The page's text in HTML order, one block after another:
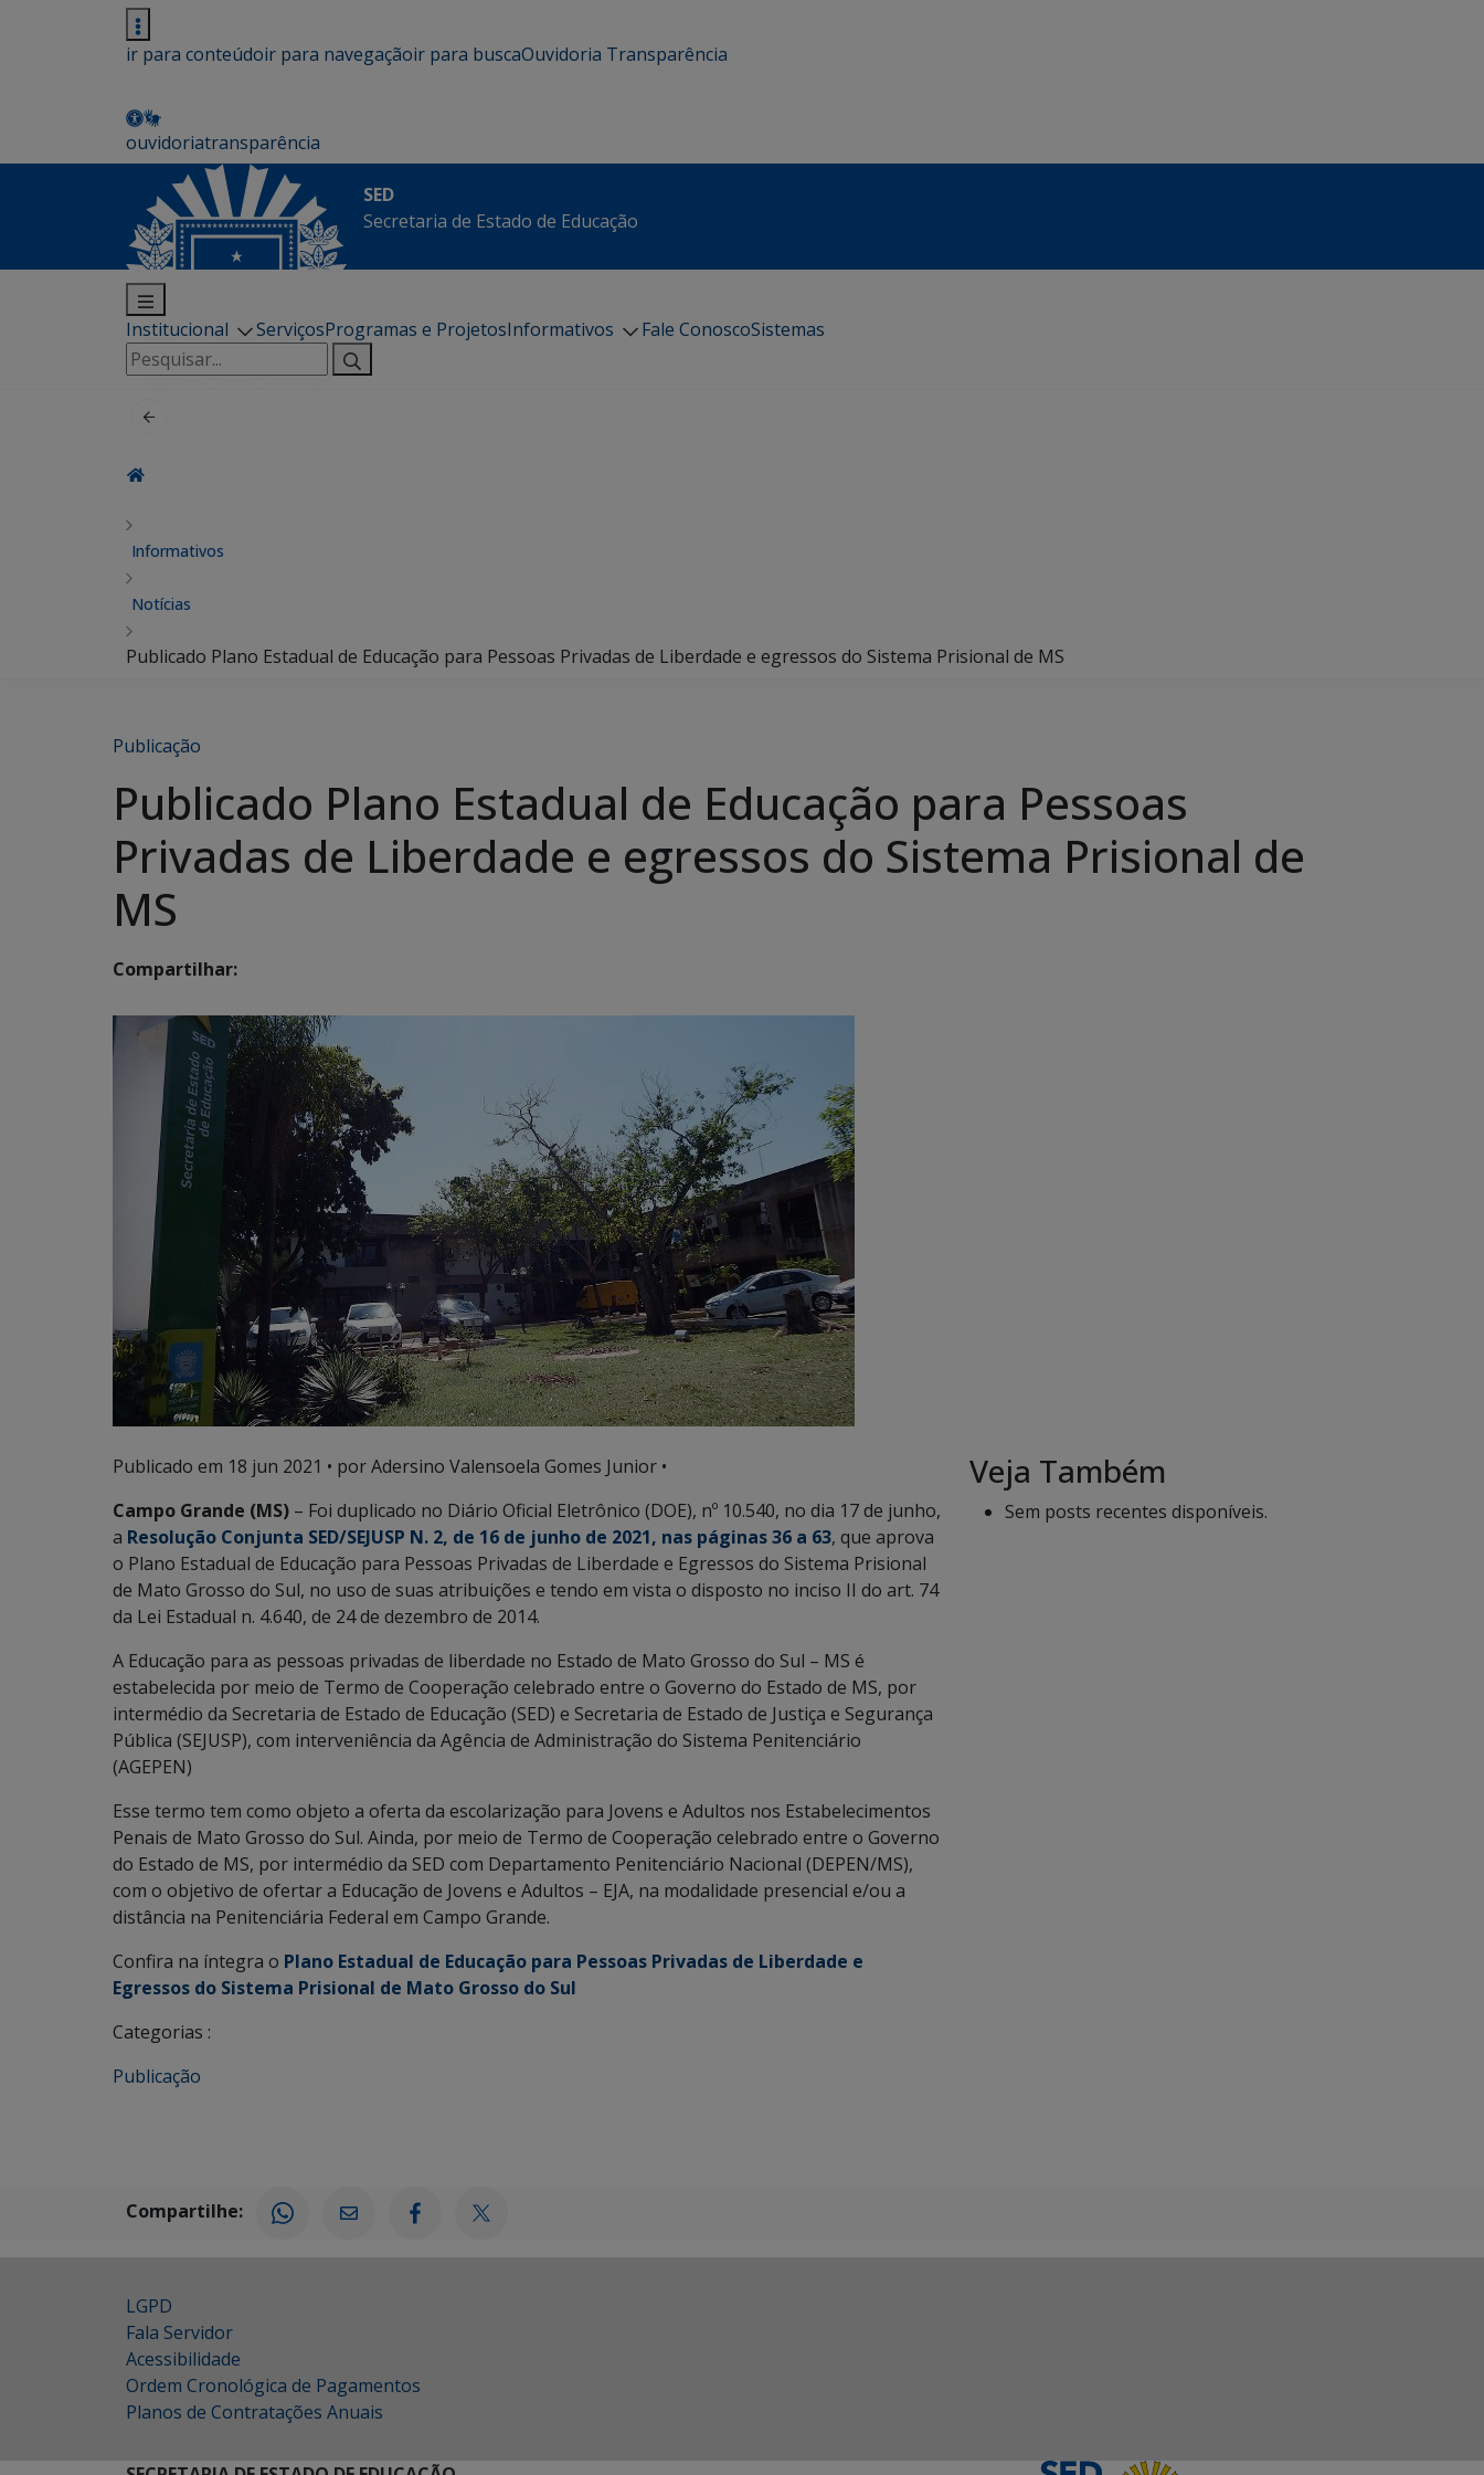
ir para conteúdoir para navegaçãoir para buscaOuvidoria Transparência
ouvidoriatransparência
SED
Secretaria de Estado de Educação
Institucional ServiçosProgramas e ProjetosInformativos Fale ConoscoSistemas
Pesquisar
por:
Informativos
Notícias
Publicado Plano Estadual de Educação para Pessoas Privadas de Liberdade e egressos do Sistema Prisional de MS
Publicação
Publicado Plano Estadual de Educação para Pessoas
Privadas de Liberdade e egressos do Sistema Prisional de
MS
Compartilhar:
Publicado em 18 jun 2021 • por Adersino Valensoela Gomes Junior •
Campo Grande (MS) – Foi duplicado no Diário Oficial Eletrônico (DOE), nº 10.540, no dia 17 de junho,
a Resolução Conjunta SED/SEJUSP N. 2, de 16 de junho de 2021, nas páginas 36 a 63, que aprova
o Plano Estadual de Educação para Pessoas Privadas de Liberdade e Egressos do Sistema Prisional
de Mato Grosso do Sul, no uso de suas atribuições e tendo em vista o disposto no inciso II do art. 74
da Lei Estadual n. 4.640, de 24 de dezembro de 2014.
A Educação para as pessoas privadas de liberdade no Estado de Mato Grosso do Sul – MS é
estabelecida por meio de Termo de Cooperação celebrado entre o Governo do Estado de MS, por
intermédio da Secretaria de Estado de Educação (SED) e Secretaria de Estado de Justiça e Segurança
Pública (SEJUSP), com interveniência da Agência de Administração do Sistema Penitenciário
(AGEPEN)
Esse termo tem como objeto a oferta da escolarização para Jovens e Adultos nos Estabelecimentos
Penais de Mato Grosso do Sul. Ainda, por meio de Termo de Cooperação celebrado entre o Governo
do Estado de MS, por intermédio da SED com Departamento Penitenciário Nacional (DEPEN/MS),
com o objetivo de ofertar a Educação de Jovens e Adultos – EJA, na modalidade presencial e/ou a
distância na Penitenciária Federal em Campo Grande.
Confira na íntegra o Plano Estadual de Educação para Pessoas Privadas de Liberdade e
Egressos do Sistema Prisional de Mato Grosso do Sul
Categorias :
Publicação
Veja Também
Sem posts recentes disponíveis.
Compartilhe:
LGPD
Fala Servidor
Acessibilidade
Ordem Cronológica de Pagamentos
Planos de Contratações Anuais